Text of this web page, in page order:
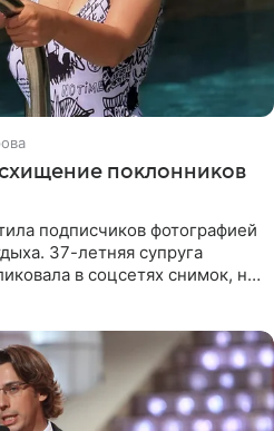
поклонников
подписчиков фотографией
37-летняя супруга
в соцсетях снимок, на